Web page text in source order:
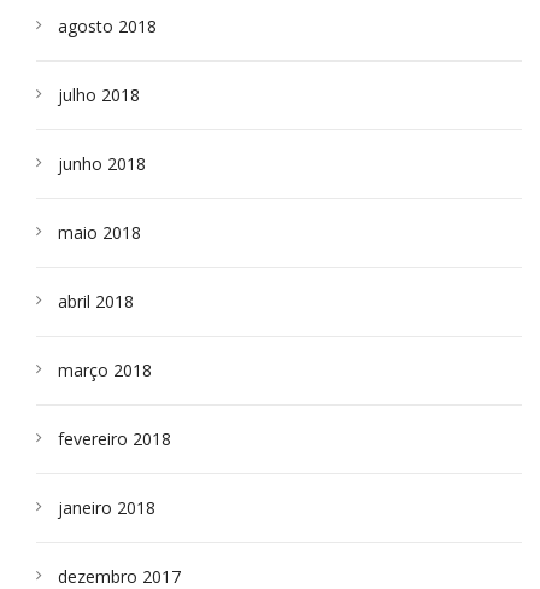
agosto 2018
julho 2018
junho 2018
maio 2018
abril 2018
março 2018
fevereiro 2018
janeiro 2018
dezembro 2017